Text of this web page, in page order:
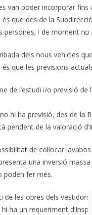
van poder incorporar fins
que des de la
persones, i de moment no
dels nous vehicles
que les previsions
de l’estudi i/o previsió de
hi ha previsió, des de la
pendent de la valoració
de col·locar
una inversió
poden fer més.
de les obres dels
ha un requeriment